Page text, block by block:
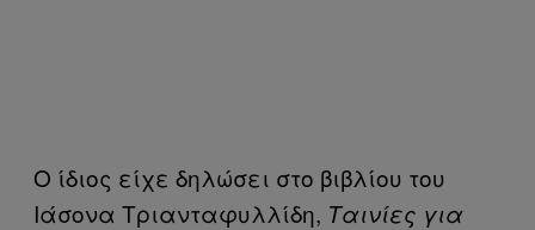
Ο ίδιος είχε δηλώσει στο βιβλίου του
Ιάσονα Τριανταφυλλίδη, Ταινίες για